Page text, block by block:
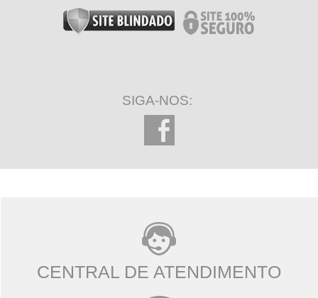
SIGA-NOS:
CENTRAL DE ATENDIMENTO